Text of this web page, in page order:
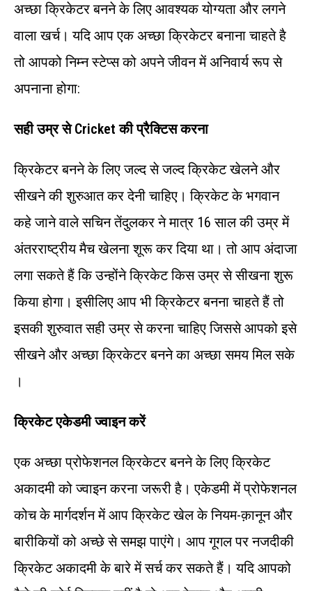
अच्छा क्रिकेटर बनने के लिए आवश्यक योग्यता और लगने
वाला खर्च। यदि आप एक अच्छा क्रिकेटर बनाना चाहते है
तो आपको निम्न स्टेप्स को अपने जीवन में अनिवार्य रूप से
अपनाना होगा:
सही उम्र से Cricket की प्रैक्टिस करना
क्रिकेटर बनने के लिए जल्द से जल्द क्रिकेट खेलने और
सीखने की शुरुआत कर देनी चाहिए। क्रिकेट के भगवान
कहे जाने वाले सचिन तेंदुलकर ने मात्र 16 साल की उम्र में
अंतरराष्ट्रीय मैच खेलना शूरू कर दिया था। तो आप अंदाजा
लगा सकते हैं कि उन्होंने क्रिकेट किस उम्र से सीखना शुरू
किया होगा। इसीलिए आप भी क्रिकेटर बनना चाहते हैं तो
इसकी शुरुवात सही उम्र से करना चाहिए जिससे आपको इसे
सीखने और अच्छा क्रिकेटर बनने का अच्छा समय मिल सके
।
क्रिकेट एकेडमी ज्वाइन करें
एक अच्छा प्रोफेशनल क्रिकेटर बनने के लिए क्रिकेट
अकादमी को ज्वाइन करना जरूरी है। एकेडमी में प्रोफेशनल
कोच के मार्गदर्शन में आप क्रिकेट खेल के नियम-क़ानून और
बारीकियों को अच्छे से समझ पाएंगे। आप गूगल पर नजदीकी
क्रिकेट अकादमी के बारे में सर्च कर सकते हैं। यदि आपको